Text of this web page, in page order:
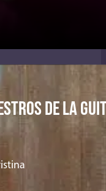
DE LA